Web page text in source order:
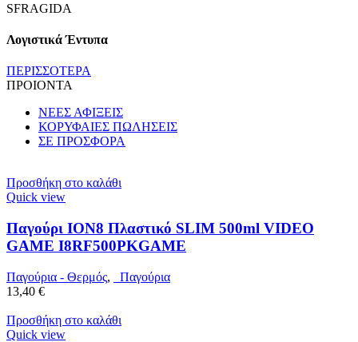
SFRAGIDA
Λογιστικά Έντυπα
ΠΕΡΙΣΣΟΤΕΡΑ
ΠΡΟΙΟΝΤΑ
ΝΕΕΣ ΑΦΙΞΕΙΣ
ΚΟΡΥΦΑΙΕΣ ΠΩΛΗΣΕΙΣ
ΣΕ ΠΡΟΣΦΟΡΑ
Προσθήκη στο καλάθι
Quick view
Παγούρι ION8 Πλαστικό SLIM 500ml VIDEO
GAME I8RF500PKGAME
Παγούρια - Θερμός,
Παγούρια
13,40 €
Προσθήκη στο καλάθι
Quick view